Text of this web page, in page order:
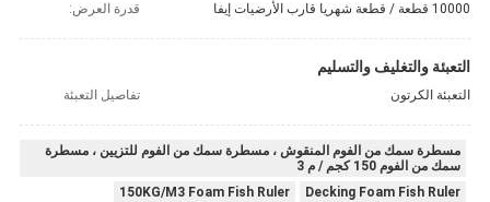
قدرة العرض: 10000 قطعة / قطعة شهريا قارب الأرضيات إيفا
التعبئة والتغليف والتسليم
تفاصيل التعبئة التعبئة الكرتون
مسطرة سمك من الفوم المنقوش ، مسطرة سمك من الفوم للتزيين ، مسطرة
سمك من الفوم 150 كجم / م 3
Decking Foam Fish Ruler
150KG/M3 Foam Fish Ruler